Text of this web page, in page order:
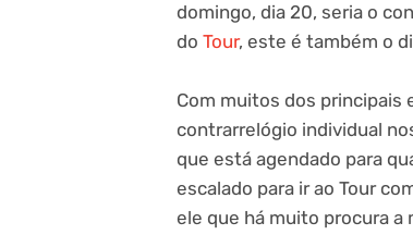
domingo, dia 20, seria o
do Tour, este é também o
Com muitos dos principais
contrarrelógio individual
que está agendado para
escalado para ir ao Tour
ele que há muito procura a